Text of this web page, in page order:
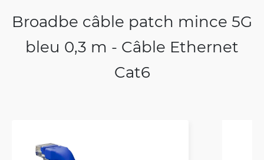
Broadbe câble patch mince 5G
bleu 0,3 m - Câble Ethernet
Cat6